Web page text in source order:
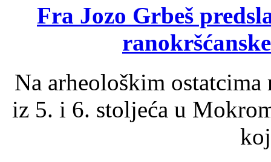
Fra Jozo Grbeš
Na arheološkim
iz 5. i 6. stoljeća u